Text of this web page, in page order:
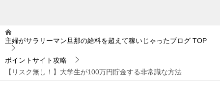
主婦がサラリーマン旦那の給料を超えて稼いじゃったブログ TOP
ポイントサイト攻略
【リスク無し！】大学生が100万円貯金する非常識な方法